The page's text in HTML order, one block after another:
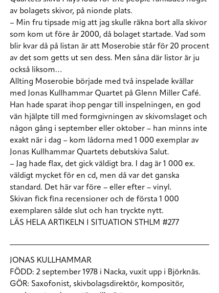
av bolagets skivor, på nionde plats.
– Min fru tipsade mig att jag skulle räkna bort alla skivor
som kom ut före år 2000, då bolaget startade. Vad som
blir kvar då på listan är att Moserobie står för 20 procent
av det som getts ut sen dess. Men såna där listor är ju
också liksom…
Allting Moserobie började med två inspelade kvällar
med Jonas Kullhammar Quartet på Glenn Miller Café.
Han hade sparat ihop pengar till inspelningen, en god
vän hjälpte till med formgivningen av skivomslaget och
någon gång i september eller oktober – han minns inte
exakt när i dag – kom lådorna med 1 000 exemplar av
Jonas Kullhammar Quartets debutskiva Salut.
– Jag hade flax, det gick väldigt bra. I dag är 1 000 ex.
väldigt mycket för en cd, men då var det ganska
standard. Det här var före – eller efter – vinyl.
Skivan fick fina recensioner och de första 1 000
exemplaren sålde slut och han tryckte nytt.
LÄS HELA ARTIKELN I SITUATION STHLM #277
JONAS KULLHAMMAR
FÖDD: 2 september 1978 i Nacka, vuxit upp i Björknäs.
GÖR: Saxofonist, skivbolagsdirektör, kompositör,